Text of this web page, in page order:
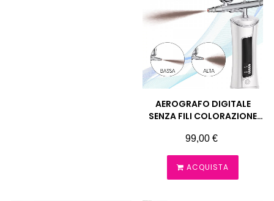
AEROGRAFO DIGITALE
SENZA FILI COLORAZIONE
Prezzo
99,00 €
ACQUISTA